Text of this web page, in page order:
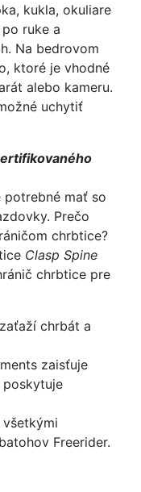
kukla, okuliare
ruke a
Na bedrovom
ktoré je vhodné
alebo kameru.
uchytiť
potrebné mať so
Prečo
chrbtice?
Clasp Spine
chrbtice pre
chrbát a
zaisťuje
Freerider.